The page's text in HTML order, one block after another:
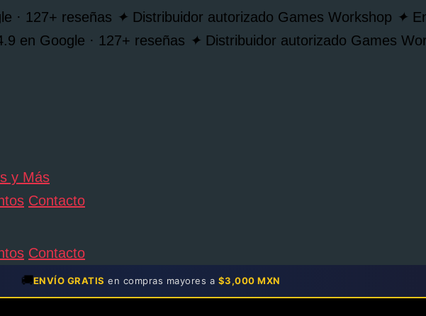
· 127+ reseñas ✦ Distribuidor autorizado Games Workshop ✦
en Google · 127+ reseñas ✦ Distribuidor autorizado Games
Contacto
Contacto
🚚ENVÍO GRATIS en compras mayores a $3,000 MXN